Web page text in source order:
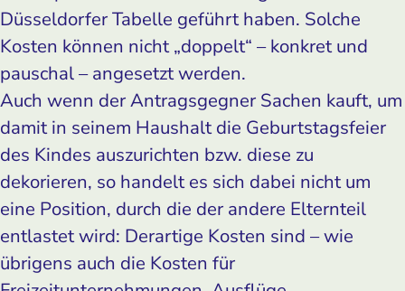
Düsseldorfer Tabelle geführt haben. Solche
Kosten können nicht „doppelt“ – konkret und
pauschal – angesetzt werden.
Auch wenn der Antragsgegner Sachen kauft, um
damit in seinem Haushalt die Geburtstagsfeier
des Kindes auszurichten bzw. diese zu
dekorieren, so handelt es sich dabei nicht um
eine Position, durch die der andere Elternteil
entlastet wird: Derartige Kosten sind – wie
übrigens auch die Kosten für